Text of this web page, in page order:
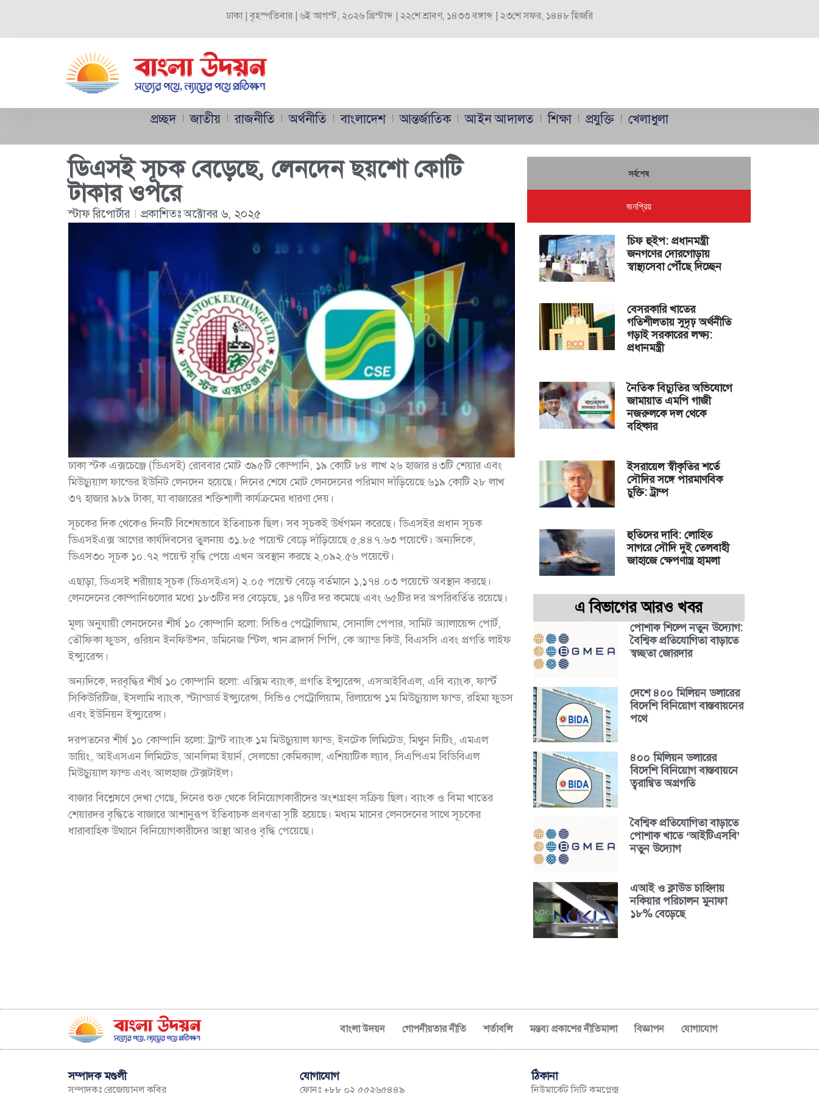
ঢাকা | বৃহস্পতিবার | ৬ই আগস্ট, ২০২৬ খ্রিস্টাব্দ | ২২শে শ্রাবণ, ১৪৩৩ বঙ্গাব্দ | ২৩শে সফর, ১৪৪৮ হিজরি
প্রচ্ছদ জাতীয় রাজনীতি অর্থনীতি বাংলাদেশ আন্তর্জাতিক আইন আদালত শিক্ষা প্রযুক্তি খেলাধুলা
ডিএসই সূচক বেড়েছে, লেনদেন ছয়শো কোটি
টাকার ওপরে
স্টাফ রিপোর্টার প্রকাশিতঃঅক্টোবর ৬, ২০২৫
ঢাকা স্টক এক্সচেঞ্জে (ডিএসই) রোববার মোট ৩৯৫টি কোম্পানি, ১৯ কোটি ৮৪ লাখ ২৬ হাজার ৪৩টি শেয়ার এবং
মিউচ্যুয়াল ফান্ডের ইউনিট লেনদেন হয়েছে। দিনের শেষে মোট লেনদেনের পরিমাণ দাঁড়িয়েছে ৬১৯ কোটি ২৮ লাখ
৩৭ হাজার ৯৮৯ টাকা, যা বাজারের শক্তিশালী কার্যক্রমের ধারণা দেয়।
সূচকের দিক থেকেও দিনটি বিশেষভাবে ইতিবাচক ছিল। সব সূচকই উর্ধগমন করেছে। ডিএসইর প্রধান সূচক
ডিএসইএক্স আগের কার্যদিবসের তুলনায় ৩১.৮৫ পয়েন্ট বেড়ে দাঁড়িয়েছে ৫,৪৪৭.৬৩ পয়েন্টে। অন্যদিকে,
ডিএস৩০ সূচক ১০.৭২ পয়েন্ট বৃদ্ধি পেয়ে এখন অবস্থান করছে ২,০৯২.৫৬ পয়েন্টে।
এছাড়া, ডিএসই শরীয়াহ সূচক (ডিএসইএস) ২.০৫ পয়েন্ট বেড়ে বর্তমানে ১,১৭৪.০৩ পয়েন্টে অবস্থান করছে।
লেনদেনের কোম্পানিগুলোর মধ্যে ১৮৩টির দর বেড়েছে, ১৪৭টির দর কমেছে এবং ৬৫টির দর অপরিবর্তিত রয়েছে।
মূল্য অনুযায়ী লেনদেনের শীর্ষ ১০ কোম্পানি হলো: সিভিও পেট্রোলিয়াম, সোনালি পেপার, সামিট অ্যালায়েন্স পোর্ট,
তৌফিকা ফুডস, ওরিয়ন ইনফিউশন, ডমিনেজ স্টিল, খান ব্রাদার্স পিপি, কে অ্যান্ড কিউ, বিএসসি এবং প্রগতি লাইফ
ইন্স্যুরেন্স।
অন্যদিকে, দরবৃদ্ধির শীর্ষ ১০ কোম্পানি হলো: এক্সিম ব্যাংক, প্রগতি ইন্স্যুরেন্স, এসআইবিএল, এবি ব্যাংক, ফার্স্ট
সিকিউরিটিজ, ইসলামি ব্যাংক, স্ট্যান্ডার্ড ইন্স্যুরেন্স, সিভিও পেট্রোলিয়াম, রিলায়েন্স ১ম মিউচ্যুয়াল ফান্ড, রহিমা ফুডস
এবং ইউনিয়ন ইন্স্যুরেন্স।
দরপতনের শীর্ষ ১০ কোম্পানি হলো: ট্রাস্ট ব্যাংক ১ম মিউচ্যুয়াল ফান্ড, ইনটেক লিমিটেড, মিথুন নিটিং, এমএল
ডায়িং, আইএসএন লিমিটেড, আনলিমা ইয়ার্ন, সেলভো কেমিক্যাল, এশিয়াটিক ল্যাব, সিএপিএম বিডিবিএল
মিউচ্যুয়াল ফান্ড এবং আলহাজ টেক্সটাইল।
বাজার বিশ্লেষণে দেখা গেছে, দিনের শুরু থেকে বিনিয়োগকারীদের অংশগ্রহণ সক্রিয় ছিল। ব্যাংক ও বিমা খাতের
শেয়ারদর বৃদ্ধিতে বাজারে আশানুরূপ ইতিবাচক প্রবণতা সৃষ্টি হয়েছে। মধ্যম মানের লেনদেনের সাথে সূচকের
ধারাবাহিক উত্থানে বিনিয়োগকারীদের আস্থা আরও বৃদ্ধি পেয়েছে।
সর্বশেষ
জনপ্রিয়
চিফ হুইপ: প্রধানমন্ত্রী
জনগণের দোরগোড়ায়
স্বাস্থ্যসেবা পৌঁছে দিচ্ছেন
বেসরকারি খাতের
গতিশীলতায় সুদৃঢ় অর্থনীতি
গড়াই সরকারের লক্ষ্য:
প্রধানমন্ত্রী
নৈতিক বিচ্যুতির অভিযোগে
জামায়াত এমপি গাজী
নজরুলকে দল থেকে
বহিষ্কার
ইসরায়েল স্বীকৃতির শর্তে
সৌদির সঙ্গে পারমাণবিক
চুক্তি: ট্রাম্প
হুতিদের দাবি: লোহিত
সাগরে সৌদি দুই তেলবাহী
জাহাজে ক্ষেপণাস্ত্র হামলা
এ বিভাগের আরও খবর
পোশাক শিল্পে নতুন উদ্যোগ:
বৈশ্বিক প্রতিযোগিতা বাড়াতে
স্বচ্ছতা জোরদার
দেশে ৪০০ মিলিয়ন ডলারের
বিদেশি বিনিয়োগ বাস্তবায়নের
পথে
৪০০ মিলিয়ন ডলারের
বিদেশি বিনিয়োগ বাস্তবায়নে
ত্বরান্বিত অগ্রগতি
বৈশ্বিক প্রতিযোগিতা বাড়াতে
পোশাক খাতে ‘আইটিএসবি’
নতুন উদ্যোগ
এআই ও ক্লাউড চাহিদায়
নকিয়ার পরিচালন মুনাফা
১৮% বেড়েছে
বাংলা উদয়ন গোপনীয়তার নীতি শর্তাবলি মন্তব্য প্রকাশের নীতিমালা বিজ্ঞাপন যোগাযোগ
সম্পাদক মণ্ডলী
সম্পাদকঃ রেজোয়ানুল কবির
যোগাযোগ
ফোনঃ +৮৮ ০২ ৫৫২৬৫৪৪৯
ঠিকানা
নিউমার্কেট সিটি কমপ্লেক্স